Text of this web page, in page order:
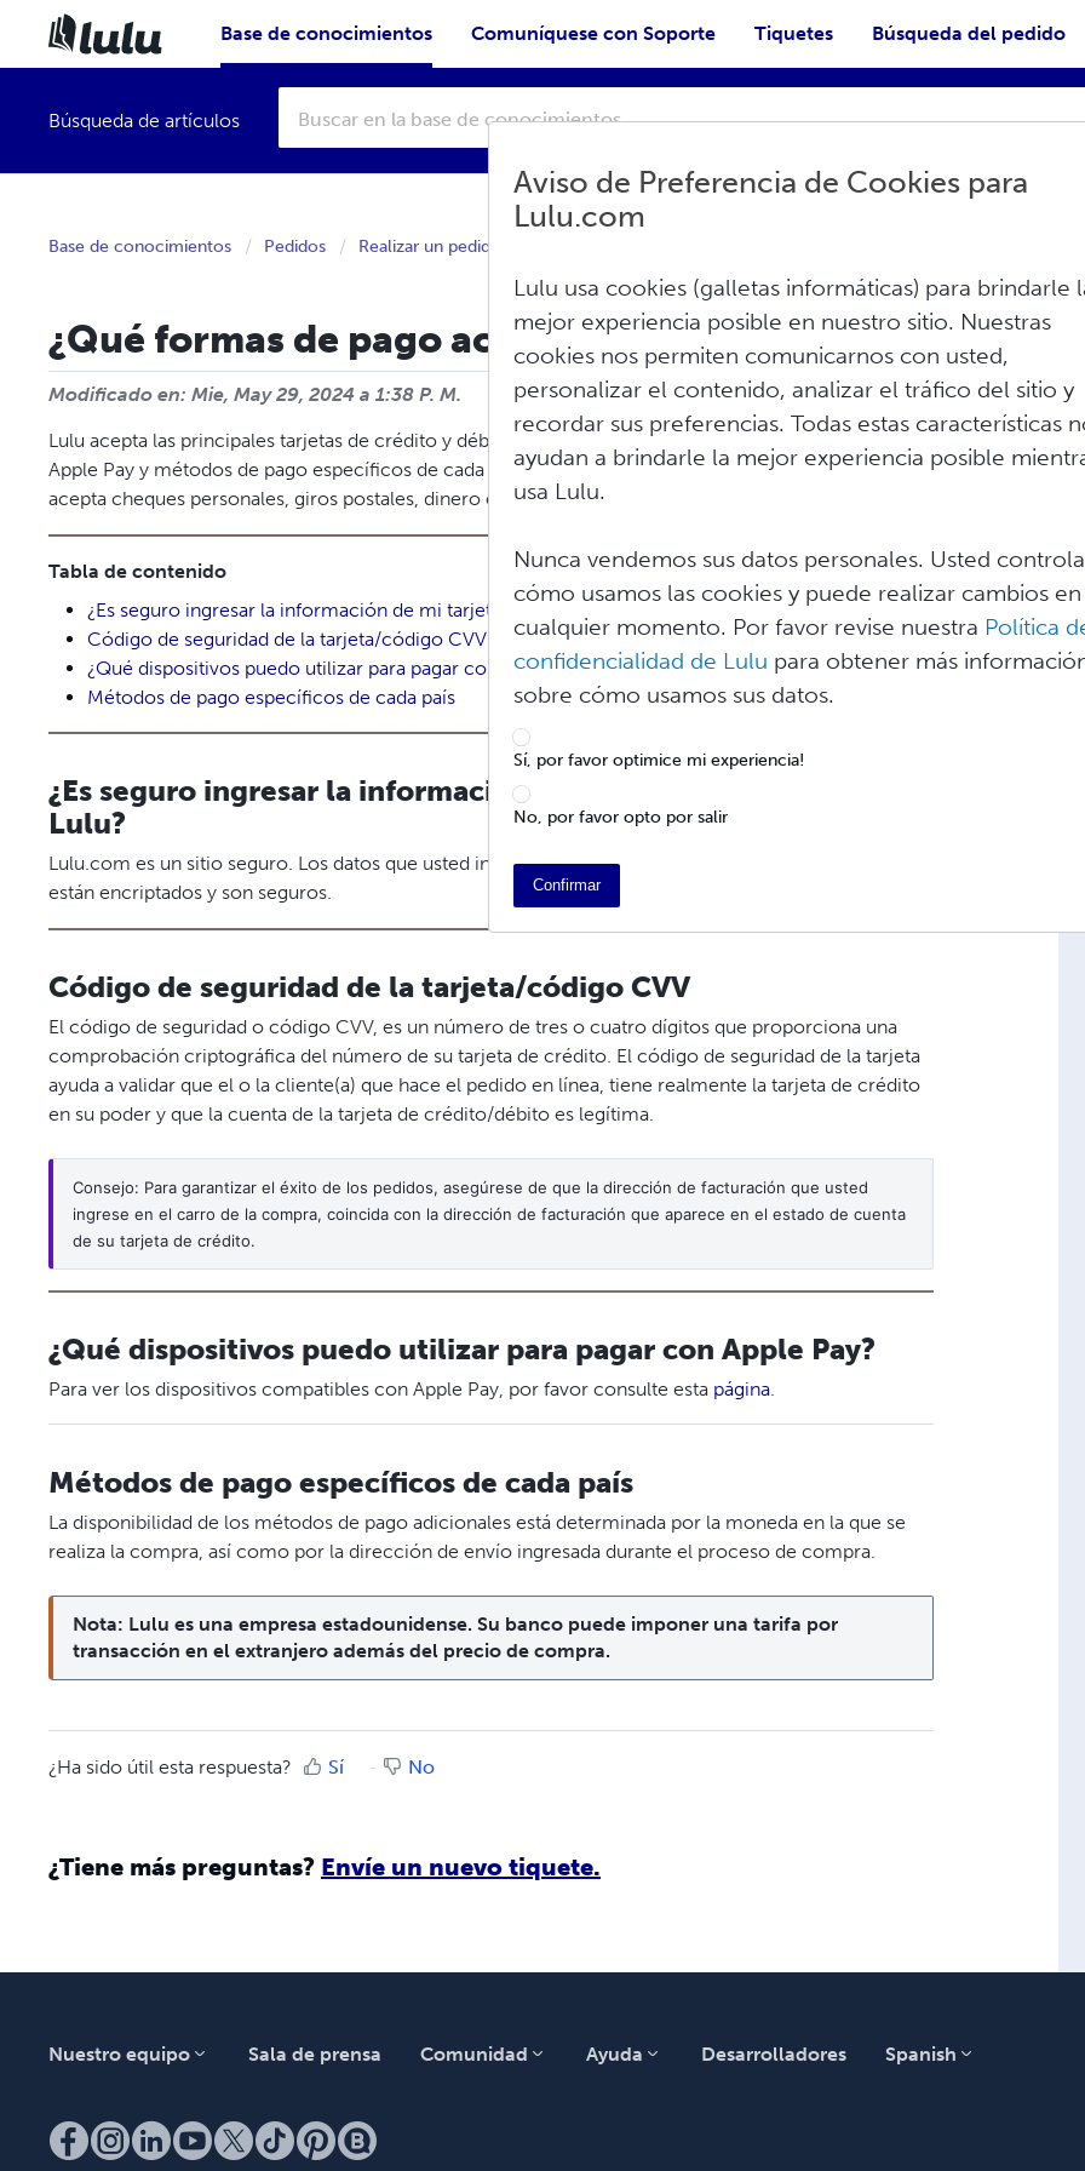
Base de conocimientos Comuníquese con Soporte Tiquetes Búsqueda del pedido
Búsqueda de artículos
Base de conocimientos Pedidos Realizar un pedido
¿Qué formas de pago acepta Lulu? Imprimir
Modificado en: Mie, May 29, 2024 a 1:38 P. M.
Lulu acepta las principales tarjetas de crédito y débito, así como PayPal, Google Pay, Shopify Pay,
Apple Pay y métodos de pago específicos de cada país, basados en la dirección de envío. Lulu no
acepta cheques personales, giros postales, dinero en efectivo o transferencias bancarias.
Tabla de contenido
¿Es seguro ingresar la información de mi tarjeta de crédito en Lulu?
Código de seguridad de la tarjeta/código CVV
¿Qué dispositivos puedo utilizar para pagar con Apple Pay?
Métodos de pago específicos de cada país
¿Es seguro ingresar la información de mi tarjeta de crédito en
Lulu?
Lulu.com es un sitio seguro. Los datos que usted ingrese en su navegador cuando hace una compra
están encriptados y son seguros.
Código de seguridad de la tarjeta/código CVV
El código de seguridad o código CVV, es un número de tres o cuatro dígitos que proporciona una
comprobación criptográfica del número de su tarjeta de crédito. El código de seguridad de la tarjeta
ayuda a validar que el o la cliente(a) que hace el pedido en línea, tiene realmente la tarjeta de crédito
en su poder y que la cuenta de la tarjeta de crédito/débito es legítima.
Consejo: Para garantizar el éxito de los pedidos, asegúrese de que la dirección de facturación que usted
ingrese en el carro de la compra, coincida con la dirección de facturación que aparece en el estado de cuenta
de su tarjeta de crédito.
¿Qué dispositivos puedo utilizar para pagar con Apple Pay?
Para ver los dispositivos compatibles con Apple Pay, por favor consulte esta página
Métodos de pago específicos de cada país
La disponibilidad de los métodos de pago adicionales está determinada por la moneda en la que se
realiza la compra, así como por la dirección de envío ingresada durante el proceso de compra.
Nota: Lulu es una empresa estadounidense. Su banco puede imponer una tarifa por
transacción en el extranjero además del precio de compra.
¿Ha sido útil esta respuesta? Sí No
¿Tiene más preguntas? Envíe un nuevo tiquete.
Nuestro equipo Sala de prensa Comunidad Ayuda Desarrolladores Spanish
Aviso de Preferencia de Cookies para
Lulu.com
Lulu usa cookies (galletas informáticas) para brindarle
mejor experiencia posible en nuestro sitio. Nuestras
cookies nos permiten comunicarnos con usted,
personalizar el contenido, analizar el tráfico del sitio y
recordar sus preferencias. Todas estas características
ayudan a brindarle la mejor experiencia posible
usa Lulu.
Nunca vendemos sus datos personales. Usted controla
cómo usamos las cookies y puede realizar cambios en
cualquier momento. Por favor revise nuestra Política
confidencialidad de Lulu para obtener más
sobre cómo usamos sus datos.
Sí, por favor optimice mi experiencia!
No, por favor opto por salir
Confirmar